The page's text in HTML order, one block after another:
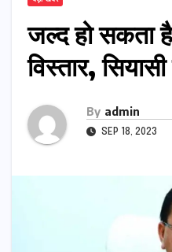
जल्द हो सकता
विस्तार,
By admin
SEP 18, 2023